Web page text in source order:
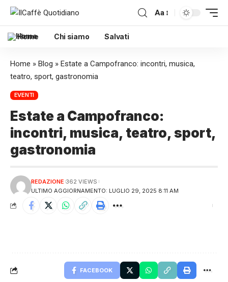
Aa
Home Chi siamo Salvati
Home » Blog » Estate a Campofranco: incontri, musica,
teatro, sport, gastronomia
EVENTI
Estate a Campofranco:
incontri, musica, teatro, sport,
gastronomia
ULTIMO AGGIORNAMENTO: LUGLIO 29, 2025 8:11 AM
REDAZIONE 362 VIEWS
FACEBOOK